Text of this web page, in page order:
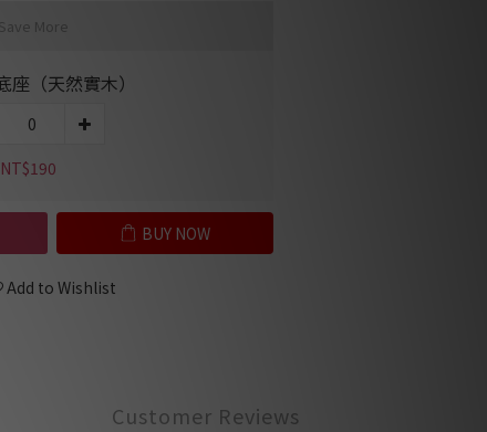
More
座（天然實木）
BUY NOW
Add to Wishlist
Customer Reviews